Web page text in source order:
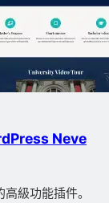
Neve
級功能插件。